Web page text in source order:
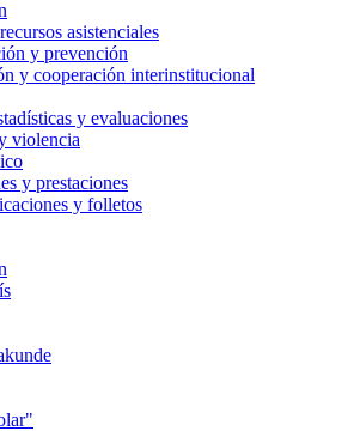
asistenciales
y prevención
y cooperación interinstitucional
y evaluaciones
violencia
y prestaciones
y folletos